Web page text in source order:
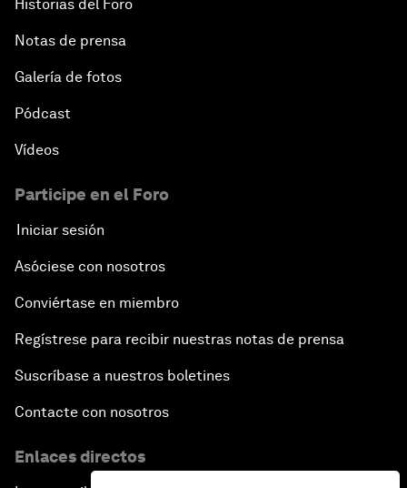
Historias del Foro
Notas de prensa
Galería de fotos
Pódcast
Vídeos
Participe en el Foro
Iniciar sesión
Asóciese con nosotros
Conviértase en miembro
Regístrese para recibir nuestras notas de prensa
Suscríbase a nuestros boletines
Contacte con nosotros
Enlaces directos